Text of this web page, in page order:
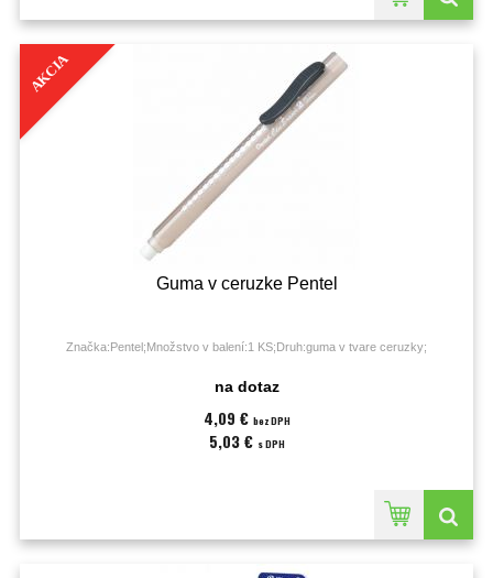
AKCIA
Guma v ceruzke Pentel
Značka:Pentel;Množstvo v balení:1 KS;Druh:guma v tvare ceruzky;
na dotaz
4,09 € bez DPH
5,03 € s DPH